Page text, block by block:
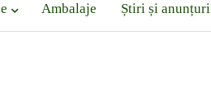
Ambalaje Știri și anunțuri